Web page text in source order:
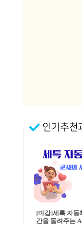
[마감]세특 자동
간을 돌려주는